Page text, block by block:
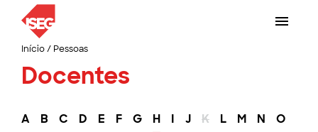
Início/ Pessoas
Docentes
A B C D E F G H I J K L M N O